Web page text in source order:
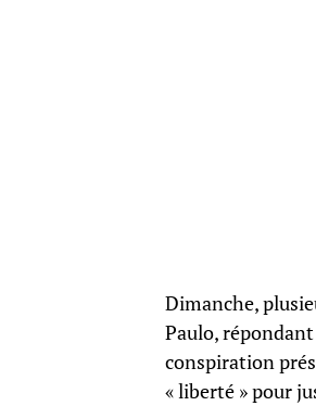
Dimanche,
Paulo, répondant
conspiration
« liberté » pour